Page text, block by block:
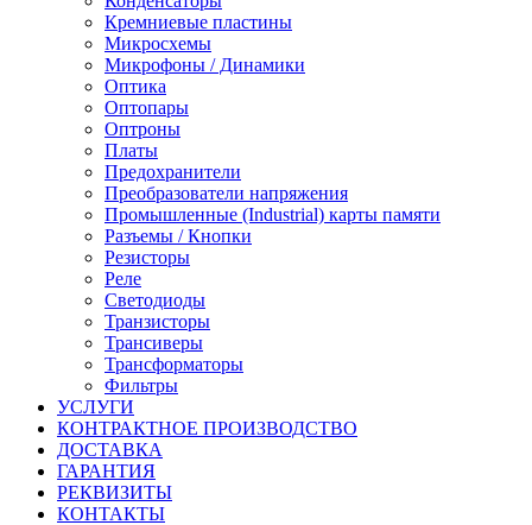
Кремниевые пластины
Микросхемы
Микрофоны / Динамики
Оптика
Оптопары
Оптроны
Платы
Предохранители
Преобразователи напряжения
Промышленные (Industrial) карты памяти
Разъемы / Кнопки
Резисторы
Реле
Светодиоды
Транзисторы
Трансиверы
Трансформаторы
Фильтры
УСЛУГИ
КОНТРАКТНОЕ ПРОИЗВОДСТВО
ДОСТАВКА
ГАРАНТИЯ
РЕКВИЗИТЫ
КОНТАКТЫ